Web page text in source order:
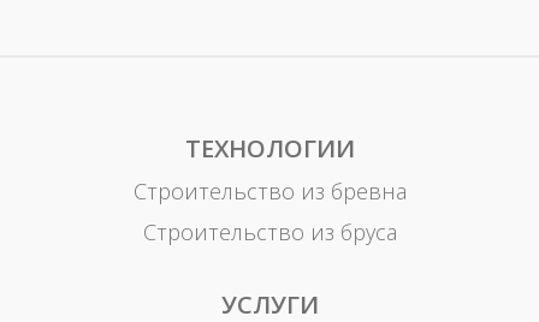
ТЕХНОЛОГИИ
Строительство из бревна
Строительство из бруса
УСЛУГИ